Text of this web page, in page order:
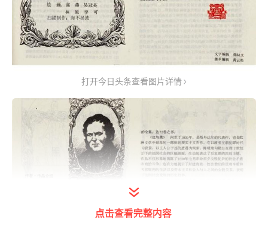
打开今日头条查看图片详情
点击查看完整内容